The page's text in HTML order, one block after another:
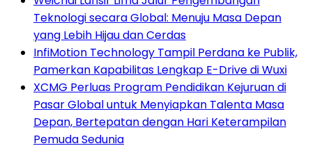
Teknologi secara Global: Menuju Masa Depan
yang Lebih Hijau dan Cerdas
InfiMotion Technology Tampil Perdana ke Publik,
Pamerkan Kapabilitas Lengkap E-Drive di Wuxi
XCMG Perluas Program Pendidikan Kejuruan di
Pasar Global untuk Menyiapkan Talenta Masa
Depan, Bertepatan dengan Hari Keterampilan
Pemuda Sedunia